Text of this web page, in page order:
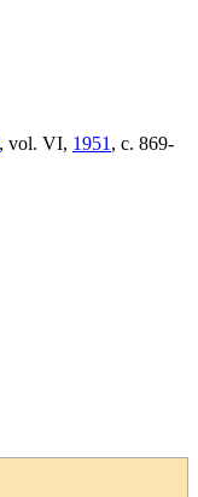
, vol. VI, 1951 , c. 869-